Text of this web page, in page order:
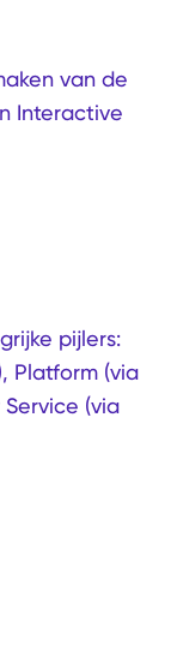
van de
Interactive
pijlers:
Platform (via
(via